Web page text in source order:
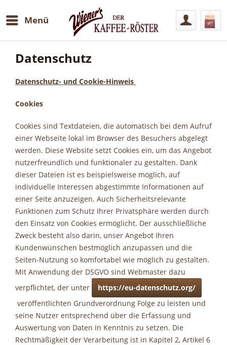
Menü
Datenschutz
Datenschutz- und Cookie-Hinweis
Cookies
Cookies sind Textdateien, die automatisch bei dem Aufruf
einer Webseite lokal im Browser des Besuchers abgelegt
werden. Diese Website setzt Cookies ein, um das Angebot
nutzerfreundlich und funktionaler zu gestalten. Dank
dieser Dateien ist es beispielsweise möglich, auf
individuelle Interessen abgestimmte Informationen auf
einer Seite anzuzeigen. Auch Sicherheitsrelevante
Funktionen zum Schutz Ihrer Privatsphäre werden durch
den Einsatz von Cookies ermöglicht. Der ausschließliche
Zweck besteht also darin, unser Angebot Ihren
Kundenwünschen bestmöglich anzupassen und die
Seiten-Nutzung so komfortabel wie möglich zu gestalten.
Mit Anwendung der DSGVO sind Webmaster dazu
verpflichtet, der unter
https://eu-datenschutz.org/
veröffentlichten Grundverordnung Folge zu leisten und
seine Nutzer entsprechend über die Erfassung und
Auswertung von Daten in Kenntnis zu setzen. Die
Rechtmäßigkeit der Verarbeitung ist in Kapitel 2, Artikel 6